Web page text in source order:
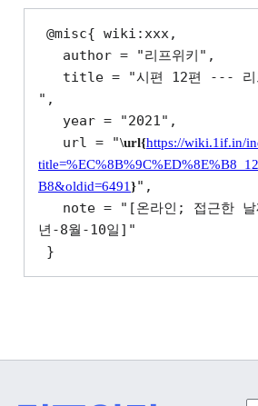
",
   url = "
\url{https://wiki.1if.in/
B8&oldid=6491}",
년-8월-10일]"